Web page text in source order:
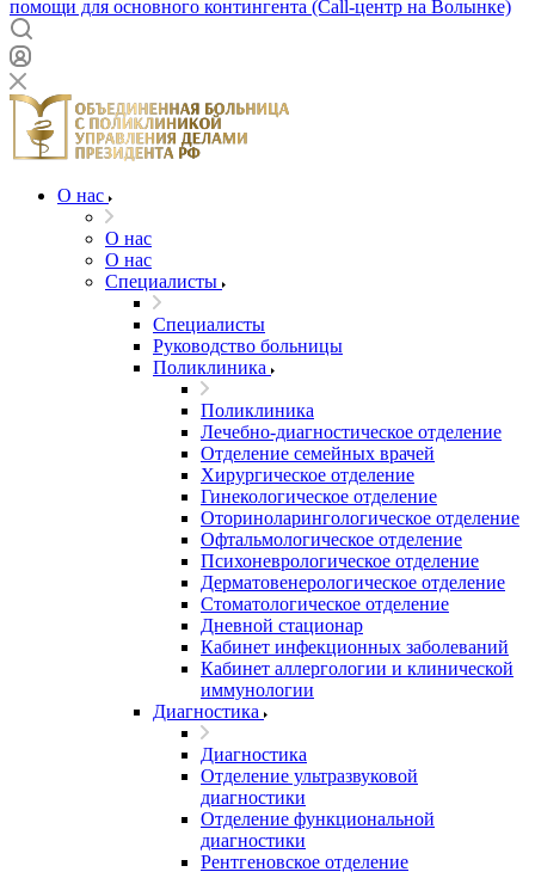
помощи для основного контингента (Call-центр на Волынке)
О нас
О нас
О нас
Специалисты
Специалисты
Руководство больницы
Поликлиника
Поликлиника
Лечебно-диагностическое отделение
Отделение семейных врачей
Хирургическое отделение
Гинекологическое отделение
Оториноларингологическое отделение
Офтальмологическое отделение
Психоневрологическое отделение
Дерматовенерологическое отделение
Стоматологическое отделение
Дневной стационар
Кабинет инфекционных заболеваний
Кабинет аллергологии и клинической
иммунологии
Диагностика
Диагностика
Отделение ультразвуковой
диагностики
Отделение функциональной
диагностики
Рентгеновское отделение